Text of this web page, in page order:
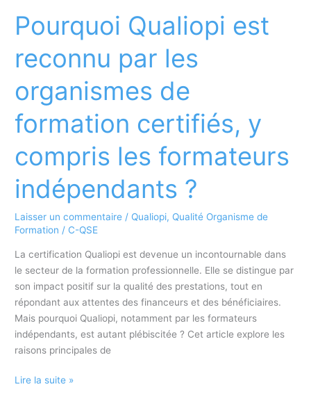
de
Qualiopi
Pourquoi Qualiopi est
reconnu par les
organismes de
formation certifiés, y
compris les formateurs
indépendants ?
Laisser un commentaire / Qualiopi, Qualité Organisme de
Formation / C-QSE
La certification Qualiopi est devenue un incontournable dans
le secteur de la formation professionnelle. Elle se distingue par
son impact positif sur la qualité des prestations, tout en
répondant aux attentes des financeurs et des bénéficiaires.
Mais pourquoi Qualiopi, notamment par les formateurs
indépendants, est autant plébiscitée ? Cet article explore les
raisons principales de
Pourquoi
Lire la suite »